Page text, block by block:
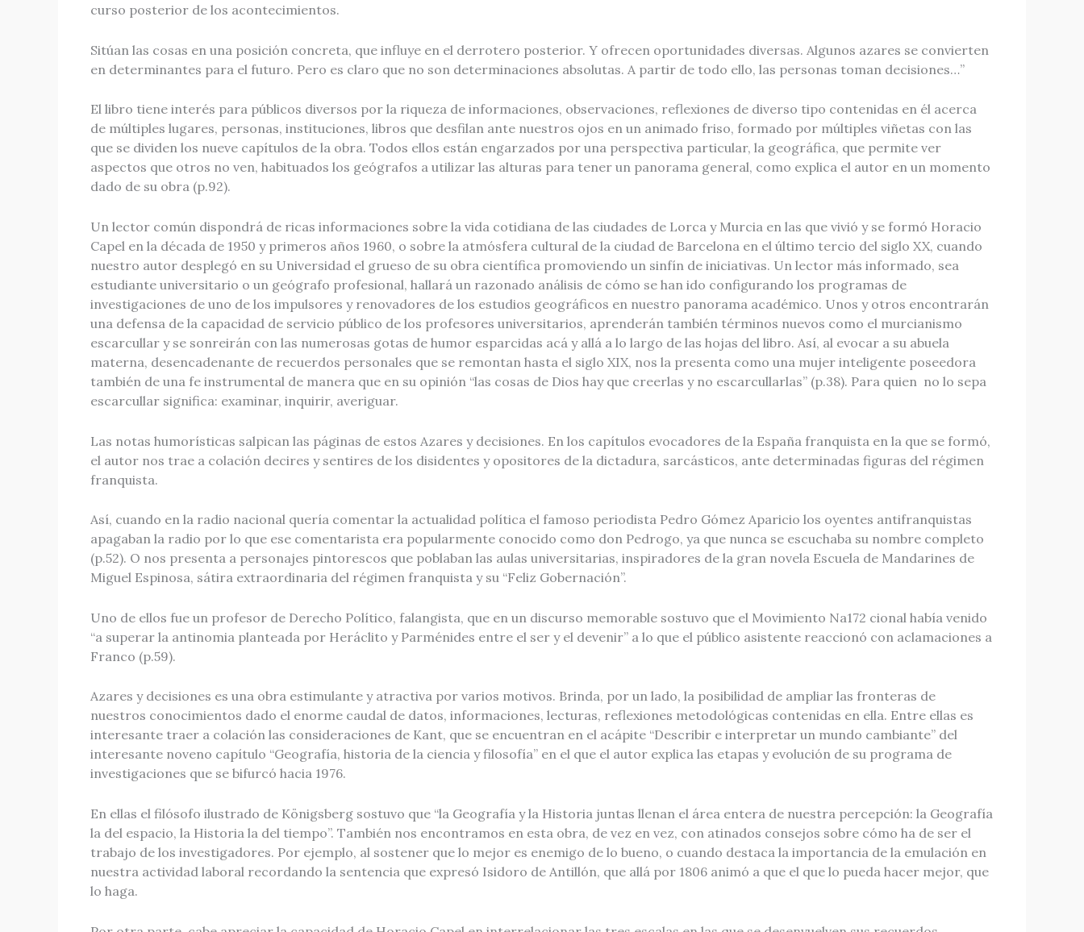
curso posterior de los acontecimientos.
Sitúan las cosas en una posición concreta, que influye en el derrotero posterior. Y ofrecen oportunidades diversas. Algunos azares se convierten
en determinantes para el futuro. Pero es claro que no son determinaciones absolutas. A partir de todo ello, las personas toman decisiones…”
El libro tiene interés para públicos diversos por la riqueza de informaciones, observaciones, reflexiones de diverso tipo contenidas en él acerca
de múltiples lugares, personas, instituciones, libros que desfilan ante nuestros ojos en un animado friso, formado por múltiples viñetas con las
que se dividen los nueve capítulos de la obra. Todos ellos están engarzados por una perspectiva particular, la geográfica, que permite ver
aspectos que otros no ven, habituados los geógrafos a utilizar las alturas para tener un panorama general, como explica el autor en un momento
dado de su obra (p.92).
Un lector común dispondrá de ricas informaciones sobre la vida cotidiana de las ciudades de Lorca y Murcia en las que vivió y se formó Horacio
Capel en la década de 1950 y primeros años 1960, o sobre la atmósfera cultural de la ciudad de Barcelona en el último tercio del siglo XX, cuando
nuestro autor desplegó en su Universidad el grueso de su obra científica promoviendo un sinfín de iniciativas. Un lector más informado, sea
estudiante universitario o un geógrafo profesional, hallará un razonado análisis de cómo se han ido configurando los programas de
investigaciones de uno de los impulsores y renovadores de los estudios geográficos en nuestro panorama académico. Unos y otros encontrarán
una defensa de la capacidad de servicio público de los profesores universitarios, aprenderán también términos nuevos como el murcianismo
escarcullar y se sonreirán con las numerosas gotas de humor esparcidas acá y allá a lo largo de las hojas del libro. Así, al evocar a su abuela
materna, desencadenante de recuerdos personales que se remontan hasta el siglo XIX, nos la presenta como una mujer inteligente poseedora
también de una fe instrumental de manera que en su opinión “las cosas de Dios hay que creerlas y no escarcullarlas” (p.38). Para quien no lo sepa
escarcullar significa: examinar, inquirir, averiguar.
Las notas humorísticas salpican las páginas de estos Azares y decisiones. En los capítulos evocadores de la España franquista en la que se formó,
el autor nos trae a colación decires y sentires de los disidentes y opositores de la dictadura, sarcásticos, ante determinadas figuras del régimen
franquista.
Así, cuando en la radio nacional quería comentar la actualidad política el famoso periodista Pedro Gómez Aparicio los oyentes antifranquistas
apagaban la radio por lo que ese comentarista era popularmente conocido como don Pedrogo, ya que nunca se escuchaba su nombre completo
(p.52). O nos presenta a personajes pintorescos que poblaban las aulas universitarias, inspiradores de la gran novela Escuela de Mandarines de
Miguel Espinosa, sátira extraordinaria del régimen franquista y su “Feliz Gobernación”.
Uno de ellos fue un profesor de Derecho Político, falangista, que en un discurso memorable sostuvo que el Movimiento Na172 cional había venido
“a superar la antinomia planteada por Heráclito y Parménides entre el ser y el devenir” a lo que el público asistente reaccionó con aclamaciones a
Franco (p.59).
Azares y decisiones es una obra estimulante y atractiva por varios motivos. Brinda, por un lado, la posibilidad de ampliar las fronteras de
nuestros conocimientos dado el enorme caudal de datos, informaciones, lecturas, reflexiones metodológicas contenidas en ella. Entre ellas es
interesante traer a colación las consideraciones de Kant, que se encuentran en el acápite “Describir e interpretar un mundo cambiante” del
interesante noveno capítulo “Geografía, historia de la ciencia y filosofía” en el que el autor explica las etapas y evolución de su programa de
investigaciones que se bifurcó hacia 1976.
En ellas el filósofo ilustrado de Königsberg sostuvo que “la Geografía y la Historia juntas llenan el área entera de nuestra percepción: la Geografía
la del espacio, la Historia la del tiempo”. También nos encontramos en esta obra, de vez en vez, con atinados consejos sobre cómo ha de ser el
trabajo de los investigadores. Por ejemplo, al sostener que lo mejor es enemigo de lo bueno, o cuando destaca la importancia de la emulación en
nuestra actividad laboral recordando la sentencia que expresó Isidoro de Antillón, que allá por 1806 animó a que el que lo pueda hacer mejor, que
lo haga.